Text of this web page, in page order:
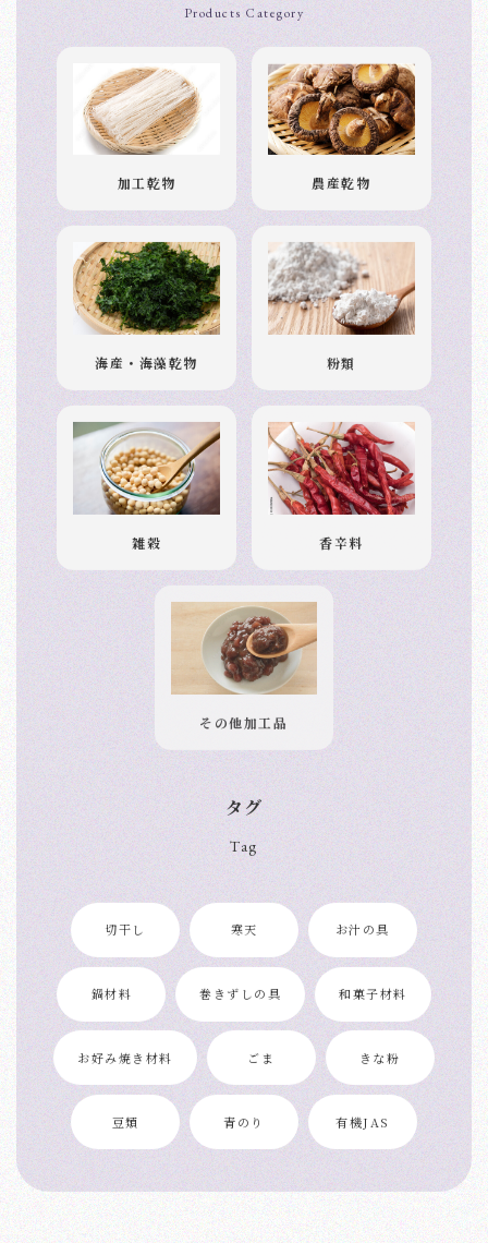
Products Category
加工乾物 農産乾物
海産・海藻乾物 粉類
雑穀 香辛料
その他加工品
タグ
Tag
切干し 寒天 お汁の具
鍋材料 巻きずしの具 和菓子材料
お好み焼き材料 ごま きな粉
豆類 青のり 有機JAS